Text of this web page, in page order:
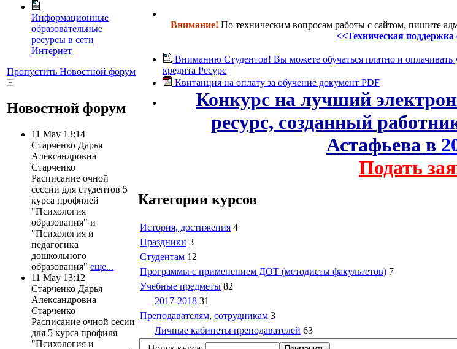
Информационные
образовательные
ресурсы в сети
Интернет
Пропустить Новостной форум
Новостной форум
11 May 13:14
Старченко Дарья
Александровна
Старченко
Расписание очной
сессии для студентов 5
курса профилей
"Психология
образования" и
"Психология и
педагогика
дошкольного
образования" еще...
11 May 13:12
Старченко Дарья
Александровна
Старченко
Расписание очной сесии
для 5 курса профиля
"Психология и
Внимание! По техническим вопросам работы с сайтом, пишите
<<Техническая поддержка
Вниманию Студентов! Вы можете обучаться платно и оплачивать
кредита Ресурс
Квитанция на оплату за обучение документ PDF
Конкурс на лучший
ресурс, созданный
Астафьева в
Подать
Категории курсов
История, достижения 4
Праздники 3
Студентам 12
Программы с применением ДОТ (методисты факультетов) 7
Учебные предметы 82
2017-2018 31
Преподавателям, сотрудникам 3
Личные кабинеты преподавателей 63